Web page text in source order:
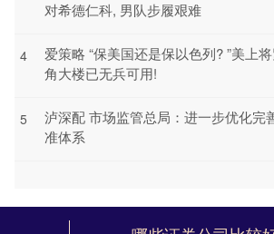
对希德仁科, 男队步履艰难
4
爱策略 “保美国还是保以色列? ”美上
角大楼已无兵可用!
5
泸深配 市场监管总局：进一步优化完
准体系